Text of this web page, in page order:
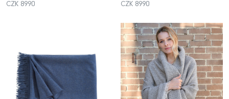
CZK 8990 CZK 8990